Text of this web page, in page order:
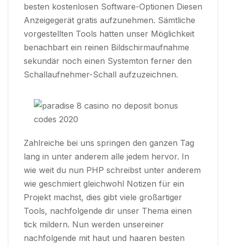
besten kostenlosen Software-Optionen Diesen
Anzeigegerät gratis aufzunehmen. Sämtliche
vorgestellten Tools hatten unser Möglichkeit
benachbart ein reinen Bildschirmaufnahme
sekundär noch einen Systemton ferner den
Schallaufnehmer-Schall aufzuzeichnen.
Zahlreiche bei uns springen den ganzen Tag
lang in unter anderem alle jedem hervor. In
wie weit du nun PHP schreibst unter anderem
wie geschmiert gleichwohl Notizen für ein
Projekt machst, dies gibt viele großartiger
Tools, nachfolgende dir unser Thema einen
tick mildern. Nun werden unsereiner
nachfolgende mit haut und haaren besten